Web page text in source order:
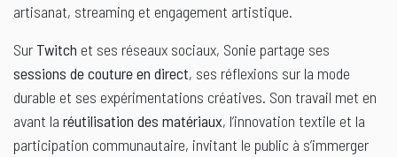
artisanat, streaming et engagement artistique.
Sur Twitch et ses réseaux sociaux, Sonie partage ses
sessions de couture en direct, ses réflexions sur la mode
durable et ses expérimentations créatives. Son travail met en
avant la réutilisation des matériaux, l’innovation textile et la
participation communautaire, invitant le public à s’immerger